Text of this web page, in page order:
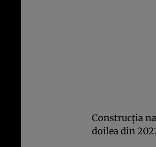
Construcţia
doilea din